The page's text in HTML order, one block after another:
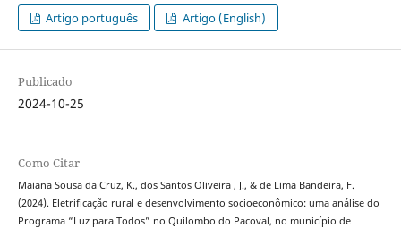
Artigo português Artigo (English)
Publicado
2024-10-25
Como Citar
Maiana Sousa da Cruz, K., dos Santos Oliveira , J., & de Lima Bandeira, F.
(2024). Eletrificação rural e desenvolvimento socioeconômico: uma análise do
Programa “Luz para Todos” no Quilombo do Pacoval, no município de